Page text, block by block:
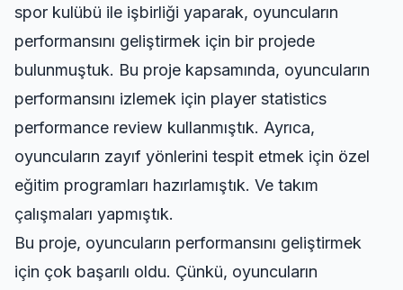
spor kulübü ile işbirliği yaparak, oyuncuların
performansını geliştirmek için bir projede
bulunmuştuk. Bu proje kapsamında, oyuncuların
performansını izlemek için player statistics
performance review kullanmıştık. Ayrıca,
oyuncuların zayıf yönlerini tespit etmek için özel
eğitim programları hazırlamıştık. Ve takım
çalışmaları yapmıştık.
Bu proje, oyuncuların performansını geliştirmek
için çok başarılı oldu. Çünkü, oyuncuların